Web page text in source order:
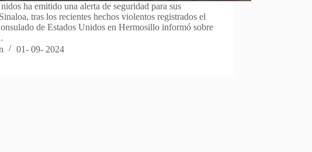
ha emitido una alerta de seguridad para sus
tras los recientes hechos violentos registrados el
de Estados Unidos en Hermosillo informó sobre
01- 09- 2024